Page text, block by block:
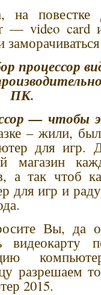
на
— video card
процессор
ПК.
— чтобы
– жили,
для игр.
магазин
а так чтоб
для игр и
Вы, да
видеокарту
разрешаем
2015.